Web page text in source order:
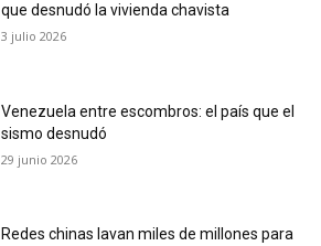
que desnudó la vivienda chavista
3 julio 2026
Venezuela entre escombros: el país que el
sismo desnudó
29 junio 2026
Redes chinas lavan miles de millones para